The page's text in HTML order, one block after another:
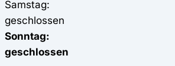
Samstag:
geschlossen
Sonntag:
geschlossen